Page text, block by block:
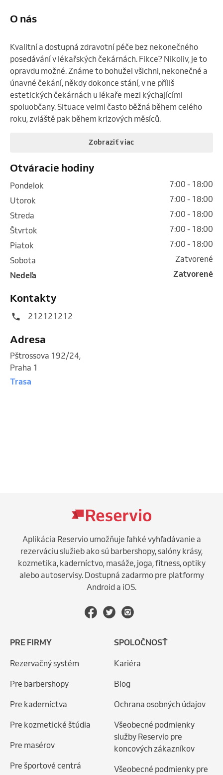
O nás
Kvalitní a dostupná zdravotní péče bez nekonečného
posedávání v lékařských čekárnách. Fikce? Nikoliv, je to
opravdu možné. Známe to bohužel všichni, nekonečné a
únavné čekání, někdy dokonce stání, v ne příliš
estetických čekárnách u lékaře mezi kýchajícími
spoluobčany. Situace velmi často běžná během celého
roku, zvláště pak během krizových měsíců.
Zobraziť viac
Otváracie hodiny
pondelok
7:00 - 18:00
utorok
7:00 - 18:00
streda
7:00 - 18:00
štvrtok
7:00 - 18:00
piatok
7:00 - 18:00
sobota
Zatvorené
nedeľa
Zatvorené
Kontakty
212121212
Adresa
Pštrossova 192/24,
Praha 1
Trasa
Aplikácia Reservio umožňuje ľahké vyhľadávanie a
rezerváciu služieb ako sú barbershopy, salóny krásy,
kozmetika, kaderníctvo, masáže, joga, fitness, optiky
alebo autoservisy. Dostupná zadarmo pre platformy
Android a iOS.
PRE FIRMY
Rezervačný systém
Pre barbershopy
Pre kaderníctva
Pre kozmetické štúdia
Pre masérov
Pre športové centrá
SPOLOČNOSŤ
Kariéra
Blog
Ochrana osobných údajov
Všeobecné podmienky
služby Reservio pre
koncových zákazníkov
Všeobecné podmienky pre